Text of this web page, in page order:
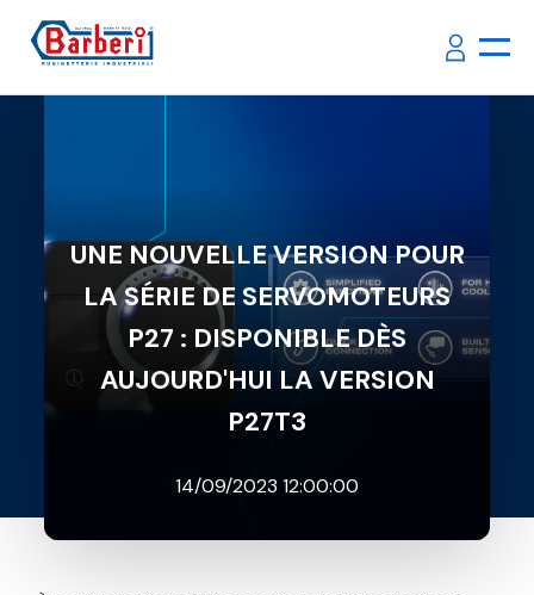
UNE NOUVELLE VERSION POUR
LA SÉRIE DE SERVOMOTEURS
P27 : DISPONIBLE DÈS
AUJOURD'HUI LA VERSION
P27T3
14/09/2023 12:00:00